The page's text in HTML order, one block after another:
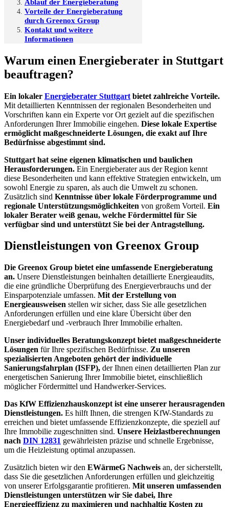
Vorteile der Energieberatung
durch Greenox Group
Kontakt und weitere
Informationen
Warum einen Energieberater in Stuttgart
beauftragen?
Ein lokaler Energieberater Stuttgart bietet zahlreiche Vorteile.
Mit detaillierten Kenntnissen der regionalen Besonderheiten und
Vorschriften kann ein Experte vor Ort gezielt auf die spezifischen
Anforderungen Ihrer Immobilie eingehen. Diese lokale Expertise
ermöglicht maßgeschneiderte Lösungen, die exakt auf Ihre
Bedürfnisse abgestimmt sind.
Stuttgart hat seine eigenen klimatischen und baulichen
Herausforderungen. Ein Energieberater aus der Region kennt
diese Besonderheiten und kann effektive Strategien entwickeln, um
sowohl Energie zu sparen, als auch die Umwelt zu schonen.
Zusätzlich sind Kenntnisse über lokale Förderprogramme und
regionale Unterstützungsmöglichkeiten von großem Vorteil. Ein
lokaler Berater weiß genau, welche Fördermittel für Sie
verfügbar sind und unterstützt Sie bei der Antragstellung.
Dienstleistungen von Greenox Group
Die Greenox Group bietet eine umfassende Energieberatung
an. Unsere Dienstleistungen beinhalten detaillierte Energieaudits,
die eine gründliche Überprüfung des Energieverbrauchs und der
Einsparpotenziale umfassen. Mit der Erstellung von
Energieausweisen stellen wir sicher, dass Sie alle gesetzlichen
Anforderungen erfüllen und eine klare Übersicht über den
Energiebedarf und -verbrauch Ihrer Immobilie erhalten.
Unser individuelles Beratungskonzept bietet maßgeschneiderte
Lösungen für Ihre spezifischen Bedürfnisse. Zu unseren
spezialisierten Angeboten gehört der individuelle
Sanierungsfahrplan (ISFP), der Ihnen einen detaillierten Plan zur
energetischen Sanierung Ihrer Immobilie bietet, einschließlich
möglicher Fördermittel und Handwerker-Services.
Das KfW Effizienzhauskonzept ist eine unserer herausragenden
Dienstleistungen. Es hilft Ihnen, die strengen KfW-Standards zu
erreichen und bietet umfassende Effizienzkonzepte, die speziell auf
Ihre Immobilie zugeschnitten sind. Unsere Heizlastberechnungen
nach DIN 12831 gewährleisten präzise und schnelle Ergebnisse,
um die Heizleistung optimal anzupassen.
Zusätzlich bieten wir den EWärmeG Nachweis an, der sicherstellt,
dass Sie die gesetzlichen Anforderungen erfüllen und gleichzeitig
von unserer Erfolgsgarantie profitieren. Mit unseren umfassenden
Dienstleistungen unterstützen wir Sie dabei, Ihre
Energieeffizienz zu maximieren und nachhaltig Kosten zu